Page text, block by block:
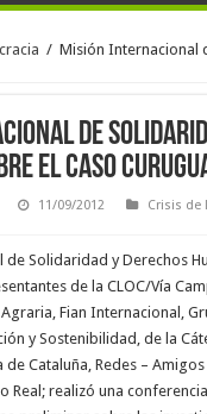
/ Misión Internacional
de
el Caso
11/09/2012 Crisis de
Solidaridad y Derechos
de la CLOC/Vía
Fian Internacional,
y Sostenibilidad, de la
Cataluña, Redes –
Real; realizó una